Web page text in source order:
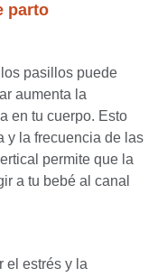
parto
pasillos puede
aumenta la
en tu cuerpo. Esto
y la frecuencia de las
permite que la
a tu bebé al canal
el estrés y la